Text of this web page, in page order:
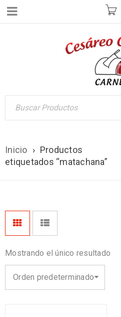
Inicio › Productos
etiquetados “matachana”
Mostrando el único resultado
Orden predeterminado